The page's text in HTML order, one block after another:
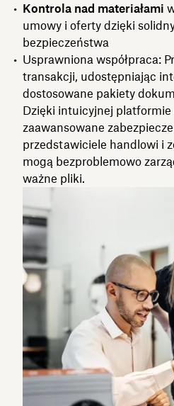
Kontrola nad materiałami
umowy i oferty dzięki
bezpieczeństwa
Usprawniona współpraca:
transakcji, udostępniając
dostosowane pakiety
Dzięki intuicyjnej platformie
zaawansowane
przedstawiciele handlowi i
mogą bezproblemowo
ważne pliki.